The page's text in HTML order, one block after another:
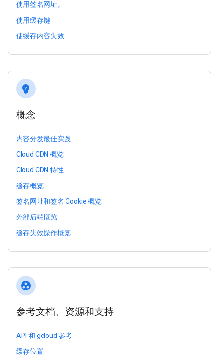
使用签名网址。
使用缓存键
使缓存内容失效
emoji_objects
概念
内容分发最佳实践
Cloud CDN 概览
Cloud CDN 特性
缓存概览
签名网址和签名 Cookie 概览
外部后端概览
缓存失效操作概览
group_work
参考文档、资源和支持
API 和 gcloud 参考
缓存位置